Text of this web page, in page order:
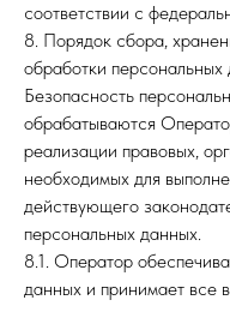
соответствии с
8. Порядок сбора,
обработки персональных
Безопасность
обрабатываются
реализации правовых,
необходимых для
действующего
персональных данных.
8.1. Оператор
данных и принимает